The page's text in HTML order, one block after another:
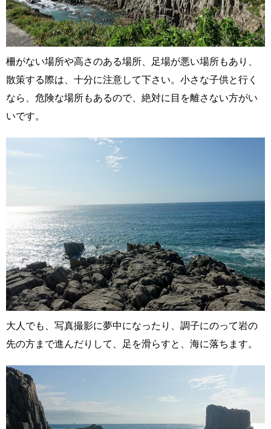
柵がない場所や高さのある場所、足場が悪い場所もあり、
散策する際は、十分に注意して下さい。小さな子供と行く
なら、危険な場所もあるので、絶対に目を離さない方がい
いです。
大人でも、写真撮影に夢中になったり、調子にのって岩の
先の方まで進んだりして、足を滑らすと、海に落ちます。